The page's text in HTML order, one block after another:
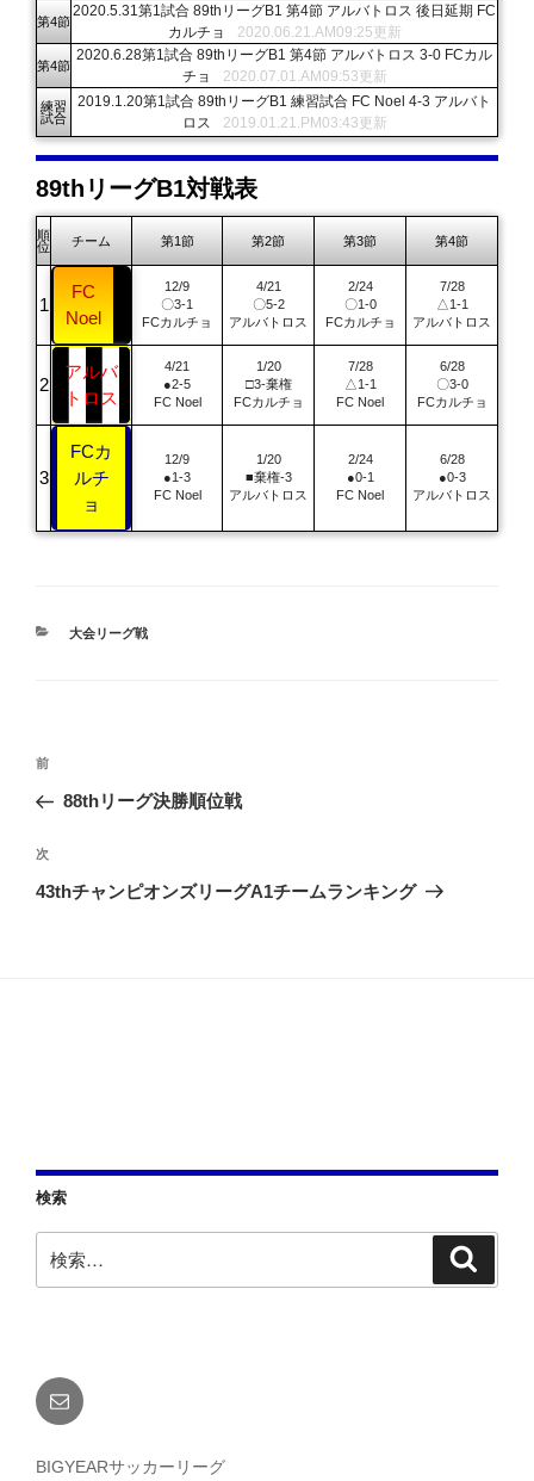
第4節
2020.5.31第1試合 89thリーグB1 第4節 アルバトロス 後日延期 FC
カルチョ
2020.06.21.AM09:25更新
第4節
2020.6.28第1試合 89thリーグB1 第4節 アルバトロス 3-0 FCカル
チョ
2020.07.01.AM09:53更新
練習
試合
2019.1.20第1試合 89thリーグB1 練習試合 FC Noel 4-3 アルバト
ロス
2019.01.21.PM03:43更新
89thリーグB1対戦表
順
位
チーム 第1節 第2節 第3節 第4節
FC
Noel
12/9
〇3-1
FCカルチョ
4/21
〇5-2
アルバトロス
2/24
〇1-0
FCカルチョ
7/28
△1-1
アルバトロス
アルバ
トロス
4/21
●2-5
FC Noel
1/20
□3-棄権
FCカルチョ
7/28
△1-1
FC Noel
6/28
〇3-0
FCカルチョ
FCカ
ルチ
ョ
12/9
●1-3
FC Noel
1/20
■棄権-3
アルバトロス
2/24
●0-1
FC Noel
6/28
●0-3
アルバトロス
カ
大会リーグ戦
投
稿
ビ
ゲ
前
の
稿
前
88thリーグ決勝順位戦
次
の
次
43thチャンピオンズリーグA1チームランキング
検索
索:
メ
ー
BIGYEARサッカーリーグ